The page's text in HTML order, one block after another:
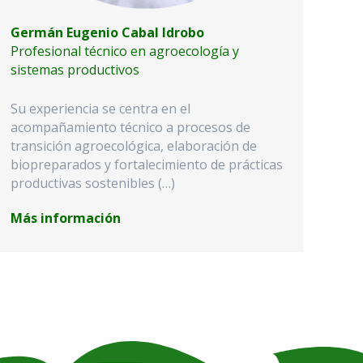
Germán Eugenio Cabal Idrobo
Profesional técnico en agroecología y
sistemas productivos
Su experiencia se centra en el
acompañamiento técnico a procesos de
transición agroecológica, elaboración de
biopreparados y fortalecimiento de prácticas
productivas sostenibles (…)
Más información